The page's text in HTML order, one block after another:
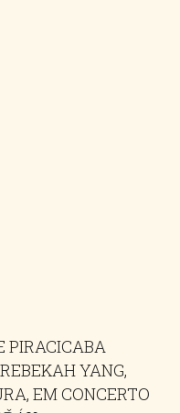
PIRACICABA
YANG,
EM CONCERTO